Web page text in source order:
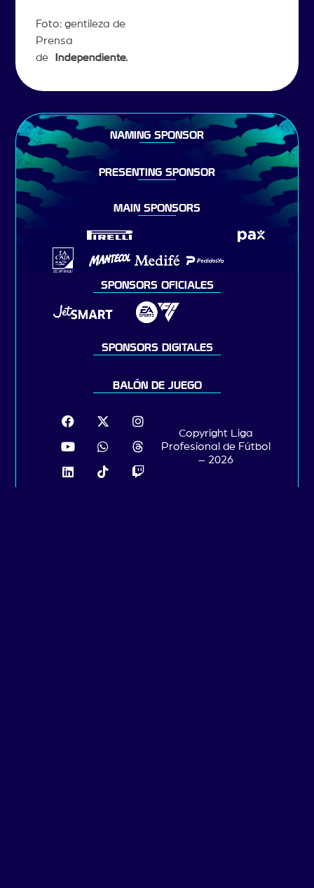
Foto: gentileza de
Prensa
de
Independiente.
NAMING SPONSOR
PRESENTING SPONSOR
MAIN SPONSORS
SPONSORS OFICIALES
SPONSORS DIGITALES
BALÓN DE JUEGO
Copyright Liga
Profesional de Fútbol
– 2026